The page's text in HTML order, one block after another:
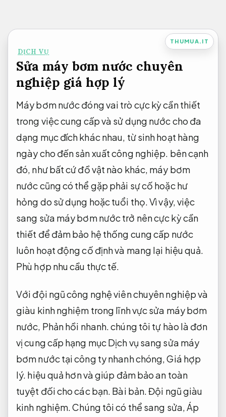
nội
dung
THUMUA.IT
DỊCH VỤ
Sửa máy bơm nước chuyên
nghiệp giá hợp lý
Máy bơm nước đóng vai trò cực kỳ cần thiết
trong việc cung cấp và sử dụng nước cho đa
dạng mục đích khác nhau, từ sinh hoạt hàng
ngày cho đến sản xuất công nghiệp. bên cạnh
đó, như bất cứ đồ vật nào khác, máy bơm
nước cũng có thể gặp phải sự cố hoặc hư
hỏng do sử dụng hoặc tuổi thọ. Vì vậy, việc
sang sửa máy bơm nước trở nên cực kỳ cần
thiết để đảm bảo hệ thống cung cấp nước
luôn hoạt động cố định và mang lại hiệu quả.
Phù hợp nhu cầu thực tế.
Với đội ngũ công nghệ viên chuyên nghiệp và
giàu kinh nghiệm trong lĩnh vực sửa máy bơm
nước, Phản hồi nhanh.chúng tôi tự hào là đơn
vị cung cấp hạng mục Dịch vụ sang sửa máy
bơm nước tại công ty nhanh chóng,Giá hợp
lý. hiệu quả hơn và giúp đảm bảo an toàn
tuyệt đối cho các bạn. Bài bản.Đội ngũ giàu
kinh nghiệm.Chúng tôi có thể sang sửa,Áp